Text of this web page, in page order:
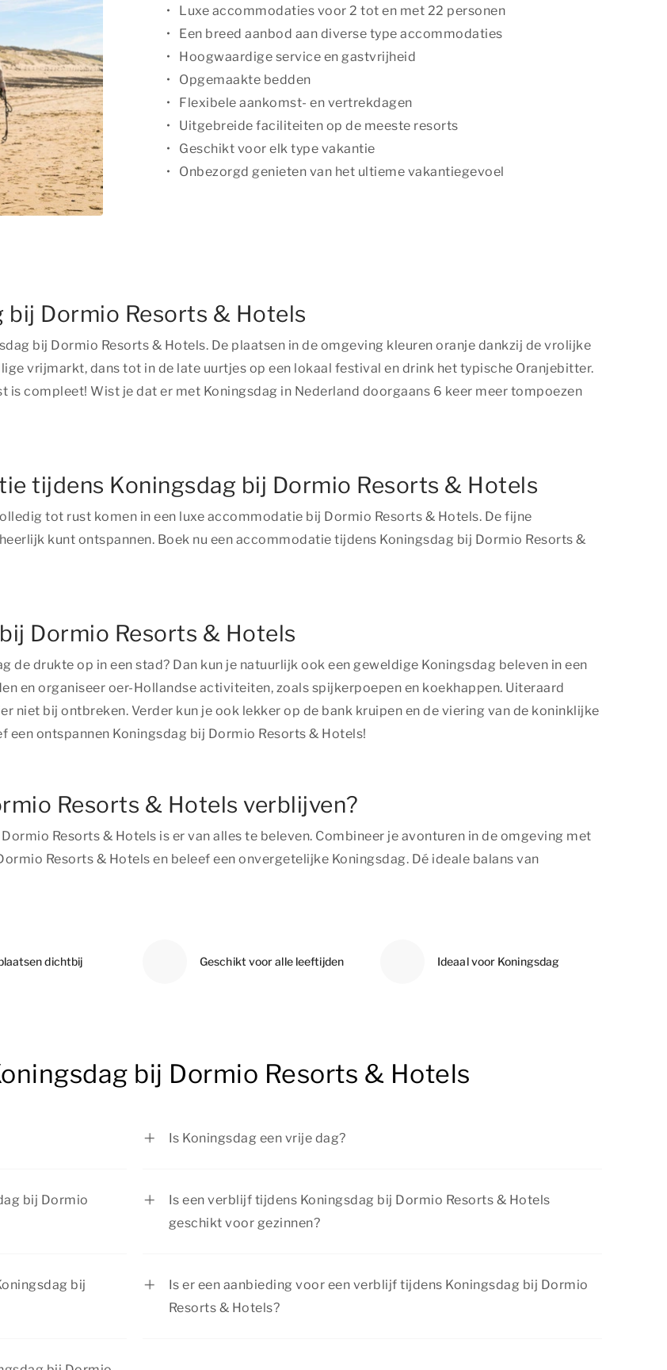
Luxe accommodaties voor 2 tot en met 22 personen
Een breed aanbod aan diverse type accommodaties
Hoogwaardige service en gastvrijheid
Opgemaakte bedden
Flexibele aankomst- en vertrekdagen
Uitgebreide faciliteiten op de meeste resorts
Geschikt voor elk type vakantie
Onbezorgd genieten van het ultieme vakantiegevoel
Dormio Resorts & Hotels
bij Dormio Resorts & Hotels. De plaatsen in de omgeving kleuren oranje dankzij de vrolijke
vrijmarkt, dans tot in de late uurtjes op een lokaal festival en drink het typische Oranjebitter.
is compleet! Wist je dat er met Koningsdag in Nederland doorgaans 6 keer meer tompoezen
tijdens Koningsdag bij Dormio Resorts & Hotels
tot rust komen in een luxe accommodatie bij Dormio Resorts & Hotels. De fijne
kunt ontspannen. Boek nu een accommodatie tijdens Koningsdag bij Dormio Resorts &
Dormio Resorts & Hotels
de drukte op in een stad? Dan kun je natuurlijk ook een geweldige Koningsdag beleven in een
en organiseer oer-Hollandse activiteiten, zoals spijkerpoepen en koekhappen. Uiteraard
niet bij ontbreken. Verder kun je ook lekker op de bank kruipen en de viering van de koninklijke
ontspannen Koningsdag bij Dormio Resorts & Hotels!
Resorts & Hotels verblijven?
Resorts & Hotels is er van alles te beleven. Combineer je avonturen in de omgeving met
Resorts & Hotels en beleef een onvergetelijke Koningsdag. Dé ideale balans van
dichtbij Geschikt voor alle leeftijden Ideaal voor Koningsdag
bij Dormio Resorts & Hotels
Is Koningsdag een vrije dag?
bij Dormio
Is een verblijf tijdens Koningsdag bij Dormio Resorts & Hotels
geschikt voor gezinnen?
bij
Is er een aanbieding voor een verblijf tijdens Koningsdag bij Dormio
Resorts & Hotels?